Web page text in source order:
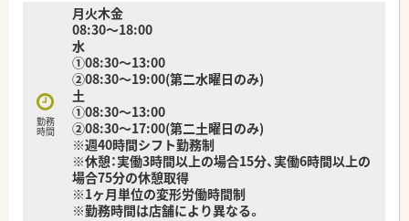
勤務
時間
月火木金
08:30～18:00
水
①08:30～13:00
②08:30～19:00(第二水曜日のみ)
土
①08:30～13:00
②08:30～17:00(第二土曜日のみ)
※週40時間シフト勤務制
※休憩：実働3時間以上の場合15分、実働6時間以上の
場合75分の休憩取得
※1ヶ月単位の変形労働時間制
※勤務時間は店舗により異なる。